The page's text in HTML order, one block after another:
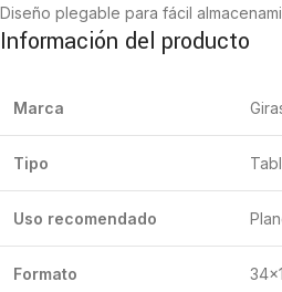
Diseño plegable para fácil
Información del producto
Marca
Tipo
Uso recomendado
Formato